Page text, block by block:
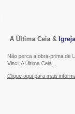
A Última Ceia &
Não perca a obra-prima de
Vinci, A Última Ceia...
Clique aqui para mais